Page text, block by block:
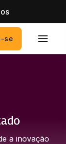
se
a inovação